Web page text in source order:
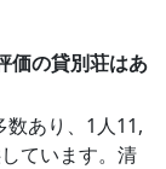
価の貸別荘はあ
数あり、1人11,
ています。清